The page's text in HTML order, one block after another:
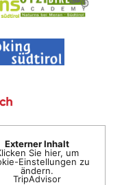
Externer Inhalt
Sie hier, um
Einstellungen zu
ändern.
TripAdvisor